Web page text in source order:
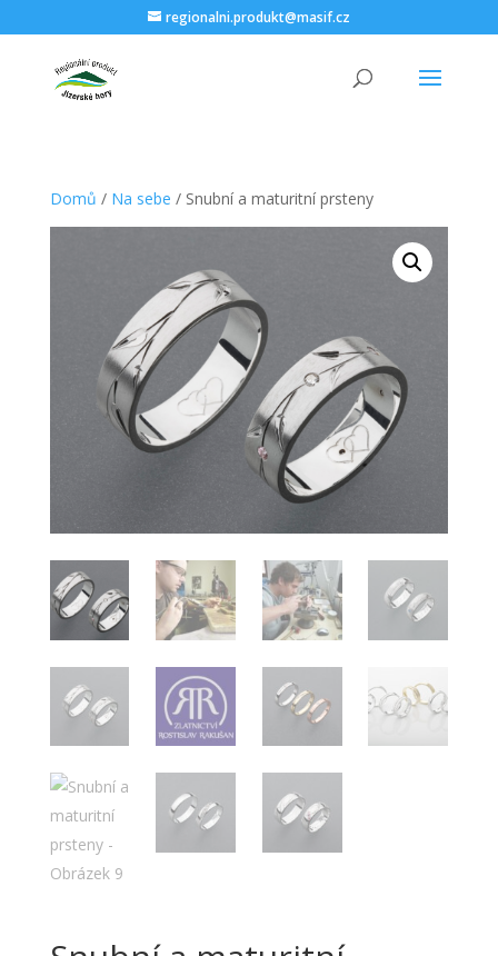
regionalni.produkt@masif.cz
Domů / Na sebe / Snubní a maturitní prsteny